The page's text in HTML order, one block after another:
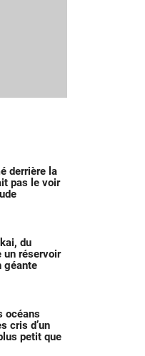
derrière la
pas le voir
du
un réservoir
géante
océans
cris d’un
petit que